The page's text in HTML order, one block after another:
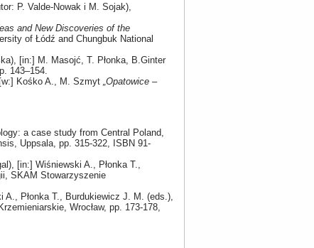
P. Valde-Nowak i M. Sojak),
and New Discoveries of the
of Łódź and Chungbuk National
[in:] M. Masojć, T. Płonka, B.Ginter
143–154.
Kośko A., M. Szmyt „Opatowice –
a case study from Central Poland,
Uppsala, pp. 315-322, ISBN 91-
[in:] Wiśniewski A., Płonka T.,
SKAM Stowarzyszenie
Płonka T., Burdukiewicz J. M. (eds.),
Wrocław, pp. 173-178,